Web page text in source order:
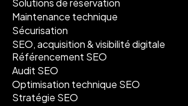
Solutions de réservation
Maintenance technique
Sécurisation
SEO, acquisition & visibilité digitale
Référencement SEO
Audit SEO
Optimisation technique SEO
Stratégie SEO